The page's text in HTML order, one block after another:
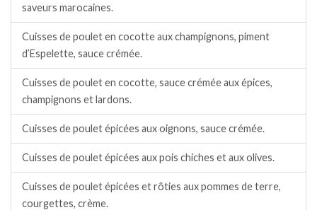
saveurs marocaines.
Cuisses de poulet en cocotte aux champignons, piment
d’Espelette, sauce crémée.
Cuisses de poulet en cocotte, sauce crémée aux épices,
champignons et lardons.
Cuisses de poulet épicées aux oignons, sauce crémée.
Cuisses de poulet épicées aux pois chiches et aux olives.
Cuisses de poulet épicées et rôties aux pommes de terre,
courgettes, crème.